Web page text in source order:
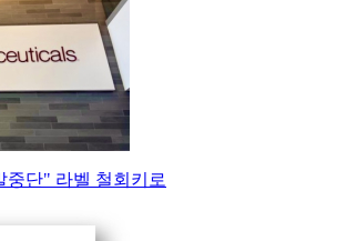
중단" 라벨 철회키로